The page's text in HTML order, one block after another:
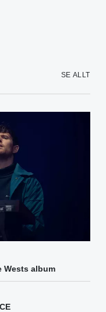
SE ALLT
Wests album